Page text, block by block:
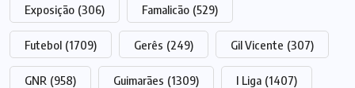
Exposição (306) Famalicão (529)
Futebol (1709) Gerês (249) Gil Vicente (307)
GNR (958) Guimarães (1309) I Liga (1407)